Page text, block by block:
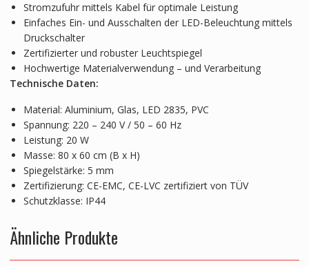
Stromzufuhr mittels Kabel für optimale Leistung
Einfaches Ein- und Ausschalten der LED-Beleuchtung mittels
Druckschalter
Zertifizierter und robuster Leuchtspiegel
Hochwertige Materialverwendung – und Verarbeitung
Technische Daten:
Material: Aluminium, Glas, LED 2835, PVC
Spannung: 220 – 240 V / 50 – 60 Hz
Leistung: 20 W
Masse: 80 x 60 cm (B x H)
Spiegelstärke: 5 mm
Zertifizierung: CE-EMC, CE-LVC zertifiziert von TÜV
Schutzklasse: IP44
Ähnliche Produkte